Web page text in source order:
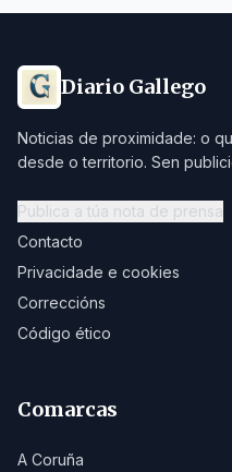
Diario Gallego
Noticias de proximidade: o
desde o territorio. Sen
Publica a túa nota de prensa
Contacto
Privacidade e cookies
Correccións
Código ético
Comarcas
A Coruña